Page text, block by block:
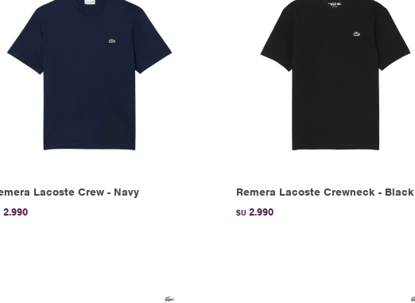
Lacoste Crew - Navy
2.990
Remera Lacoste Crewneck - Black
$U 2.990